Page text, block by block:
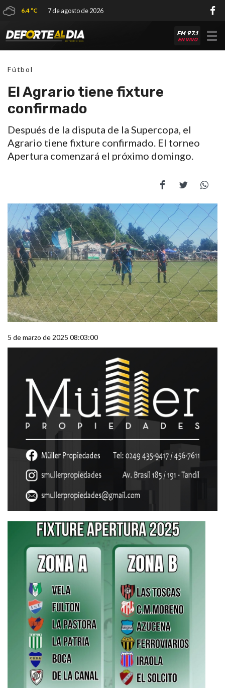
6.4 ºC 7 de agosto de 2026
FM 97.1
EN VIVO
Fútbol
El Agrario tiene fixture
confirmado
Después de la disputa de la Supercopa, el
Agrario tiene fixture confirmado. El torneo
Apertura comenzará el próximo domingo.
5 de marzo de 2025 08:03:00